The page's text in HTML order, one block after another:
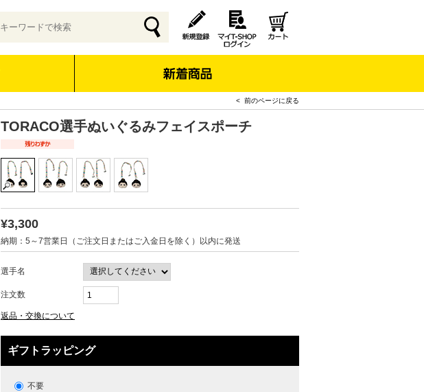
< 前のページに戻る
TORACO選手ぬいぐるみフェイスポーチ
¥3,300
納期：5～7営業日（ご注文日またはご入金日を除く）以内に発送
選手名
注文数
返品・交換について
ギフトラッピング
不要